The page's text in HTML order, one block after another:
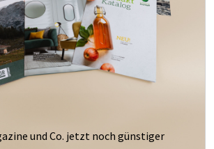
und Co. jetzt noch günstiger